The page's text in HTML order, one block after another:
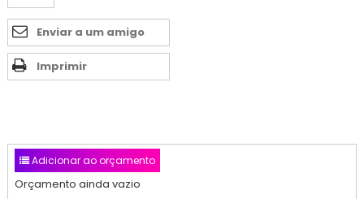
Enviar a um amigo
Imprimir
Adicionar ao orçamento
Orçamento ainda vazio